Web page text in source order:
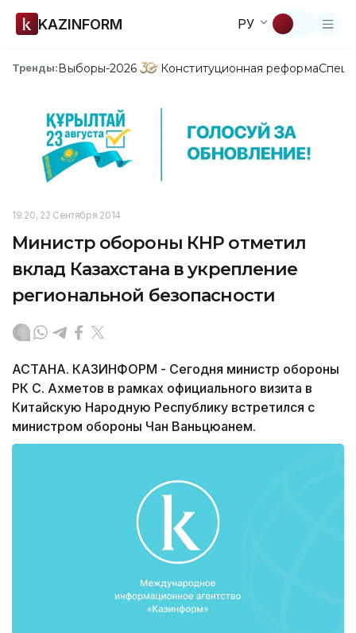
KAZINFORM РУ
Тренды:Выборы-2026 Конституционная реформа
19:20, 22 Сентября 2014
Министр обороны КНР отметил
вклад Казахстана в укрепление
региональной безопасности
АСТАНА. КАЗИНФОРМ - Сегодня министр обороны
РК С. Ахметов в рамках официального визита в
Китайскую Народную Республику встретился с
министром обороны Чан Ваньцюанем.